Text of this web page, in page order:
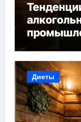
Диеты